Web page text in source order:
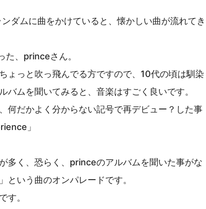
ダムに曲をかけていると、懐かしい曲が流れてき
た、princeさん。
ょっと吹っ飛んでる方ですので、10代の頃は馴染
バムを聞いてみると、音楽はすごく良いです。
何だかよく分からない記号で再デビュー？した事
」
多く、恐らく、princeのアルバムを聞いた事がな
という曲のオンパレードです。
す。